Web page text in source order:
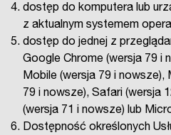
dostęp do komputera lub
z aktualnym systemem
dostęp do jednej z
Google Chrome (wersja 79 i
Mobile (wersja 79 i nowsze),
79 i nowsze), Safari (wersja
(wersja 71 i nowsze) lub
Dostępność określonych